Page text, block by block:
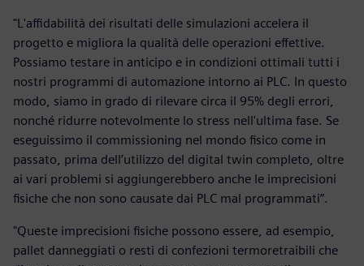
"L'affidabilità dei risultati delle simulazioni accelera il
progetto e migliora la qualità delle operazioni effettive.
Possiamo testare in anticipo e in condizioni ottimali tutti i
nostri programmi di automazione intorno ai PLC. In questo
modo, siamo in grado di rilevare circa il 95% degli errori,
nonché ridurre notevolmente lo stress nell'ultima fase. Se
eseguissimo il commissioning nel mondo fisico come in
passato, prima dell’utilizzo del digital twin completo, oltre
ai vari problemi si aggiungerebbero anche le imprecisioni
fisiche che non sono causate dai PLC mal programmati”.
"Queste imprecisioni fisiche possono essere, ad esempio,
pallet danneggiati o resti di confezioni termoretraibili che